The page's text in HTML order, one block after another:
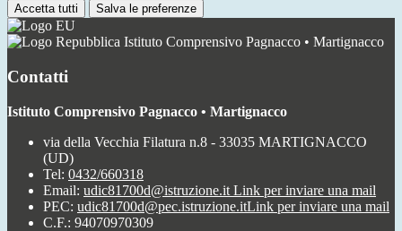
Accetta tutti Salva le preferenze
Istituto Comprensivo Pagnacco • Martignacco
Contatti
Istituto Comprensivo Pagnacco • Martignacco
via della Vecchia Filatura n.8 - 33035 MARTIGNACCO
(UD)
Tel: 0432/660318
Email: udic81700d@istruzione.it Link per inviare una mail
PEC: udic81700d@pec.istruzione.itLink per inviare una mail
C.F.: 94070970309